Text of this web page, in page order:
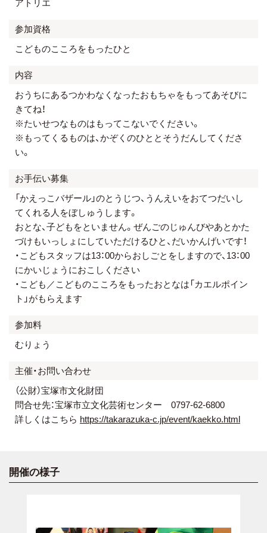
アトリエ
参加資格
こどものこころをもったひと
内容
おうちにあるつかわなくなったおもちゃをもってあそびに
きてね！
※たいせつなものはもってこないでください。
※もってくるものは、かぞくのひととそうだんしてくださ
い。
お手伝い募集
「かえっこバザール」のとうじつ、うんえいをおてつだいし
てくれる人をぼしゅうします。
おとな、子どもをといません。ぜんごのじゅんびやあとかた
づけもいっしょにしていただけるひと、だいかんげいです！
・こどもスタッフは13：00からおしごとをしますので、13：00
にかいじょうにおこしください
・こども／こどものこころをもったおとなは「カエルポイン
ト」がもらえます
参加料
むりょう
主催・お問い合わせ
（公財）宝塚市文化財団
問合せ先：宝塚市立文化芸術センター 0797-62-6800
詳しくはこちら https://takarazuka-c.jp/event/kaekko.html
開催の様子